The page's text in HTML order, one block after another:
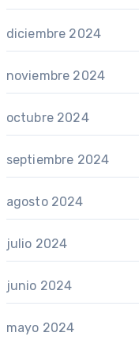
diciembre 2024
noviembre 2024
octubre 2024
septiembre 2024
agosto 2024
julio 2024
junio 2024
mayo 2024